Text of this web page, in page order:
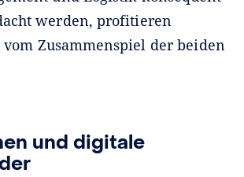
werden, profitieren
Zusammenspiel der beiden
und digitale